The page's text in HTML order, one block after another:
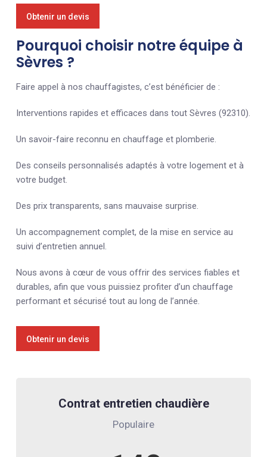
Obtenir un devis
Pourquoi choisir notre équipe à
Sèvres ?
Faire appel à nos chauffagistes, c’est bénéficier de :
Interventions rapides et efficaces dans tout Sèvres (92310).
Un savoir-faire reconnu en chauffage et plomberie.
Des conseils personnalisés adaptés à votre logement et à
votre budget.
Des prix transparents, sans mauvaise surprise.
Un accompagnement complet, de la mise en service au
suivi d’entretien annuel.
Nous avons à cœur de vous offrir des services fiables et
durables, afin que vous puissiez profiter d’un chauffage
performant et sécurisé tout au long de l’année.
Obtenir un devis
Contrat entretien chaudière
Populaire